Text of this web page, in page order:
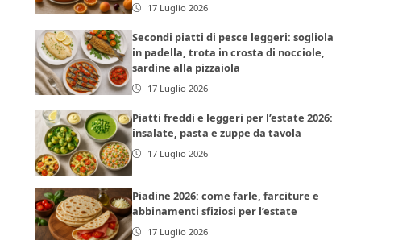
17 Luglio 2026
Secondi piatti di pesce leggeri: sogliola
in padella, trota in crosta di nocciole,
sardine alla pizzaiola
17 Luglio 2026
Piatti freddi e leggeri per l’estate 2026:
insalate, pasta e zuppe da tavola
17 Luglio 2026
Piadine 2026: come farle, farciture e
abbinamenti sfiziosi per l’estate
17 Luglio 2026